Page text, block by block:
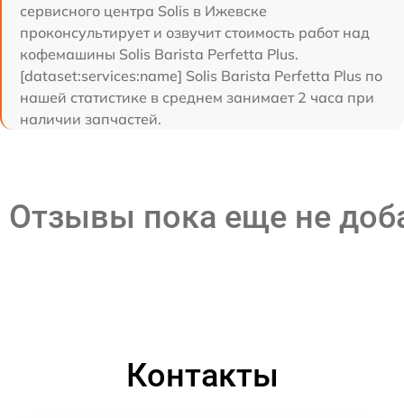
сервисного центра Solis в Ижевске
проконсультирует и озвучит стоимость работ над
кофемашины Solis Barista Perfetta Plus.
[dataset:services:name] Solis Barista Perfetta Plus по
нашей статистике в среднем занимает 2 часа при
наличии запчастей.
Отзывы пока еще не
Контакты